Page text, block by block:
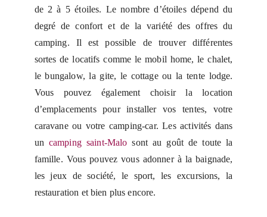
de 2 à 5 étoiles. Le nombre d’étoiles dépend du
degré de confort et de la variété des offres du
camping. Il est possible de trouver différentes
sortes de locatifs comme le mobil home, le chalet,
le bungalow, la gite, le cottage ou la tente lodge.
Vous pouvez également choisir la location
d’emplacements pour installer vos tentes, votre
caravane ou votre camping-car. Les activités dans
un camping saint-Malo sont au goût de toute la
famille. Vous pouvez vous adonner à la baignade,
les jeux de société, le sport, les excursions, la
restauration et bien plus encore.